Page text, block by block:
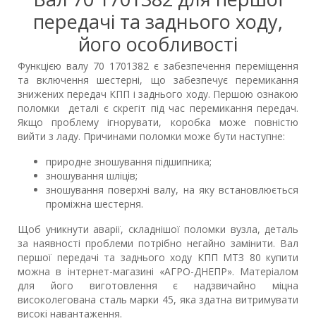
передачі та заднього ходу,
його особливості
Функцією валу 70 1701382 є забезпечення переміщення
та включення шестерні, що забезпечує перемикання
знижених передач КПП і заднього ходу. Першою ознакою
поломки деталі є скрегіт під час перемикання передач.
Якщо проблему ігнорувати, коробка може повністю
вийти з ладу. Причинами поломки може бути наступне:
природне зношування підшипника;
зношування шліців;
зношування поверхні валу, на яку встановлюється
проміжна шестерня.
Щоб уникнути аварії, складнішої поломки вузла, деталь
за наявності проблеми потрібно негайно замінити. Вал
першої передачі та заднього ходу КПП МТЗ 80 купити
можна в інтернет-магазині «АГРО-ДНЕПР». Матеріалом
для його виготовлення є надзвичайно міцна
високолегована сталь марки 45, яка здатна витримувати
високі навантаження.